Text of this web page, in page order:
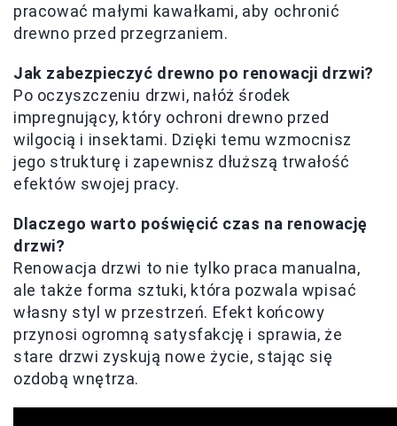
pracować małymi kawałkami, aby ochronić
drewno przed przegrzaniem.
Jak zabezpieczyć drewno po renowacji drzwi?
Po oczyszczeniu drzwi, nałóż środek
impregnujący, który ochroni drewno przed
wilgocią i insektami. Dzięki temu wzmocnisz
jego strukturę i zapewnisz dłuższą trwałość
efektów swojej pracy.
Dlaczego warto poświęcić czas na renowację
drzwi?
Renowacja drzwi to nie tylko praca manualna,
ale także forma sztuki, która pozwala wpisać
własny styl w przestrzeń. Efekt końcowy
przynosi ogromną satysfakcję i sprawia, że
stare drzwi zyskują nowe życie, stając się
ozdobą wnętrza.